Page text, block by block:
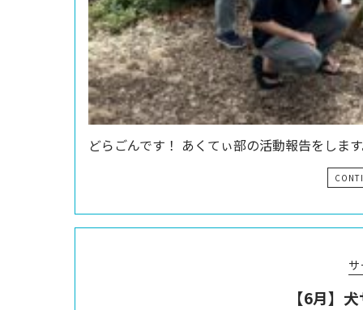
どらごんです！ あくてぃ部の活動報告をしま
【6月】